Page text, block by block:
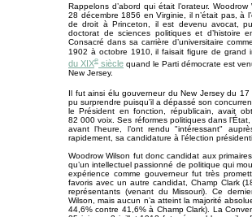
Rappelons d’abord qui était l’orateur.
28 décembre 1856 en Virginie, il n’était pas, à
de droit à Princeton, il est devenu avocat,
doctorat de sciences politiques et d’histoire
Consacré dans sa carrière d’universitaire
1902 à octobre 1910, il faisait figure de grand
du XIXe siècle quand le Parti démocrate est
New Jersey.
Il fut ainsi élu gouverneur du New Jersey du
pu surprendre puisqu’il a dépassé son
le Président en fonction, républicain, avait
82 000 voix. Ses réformes politiques dans
avant l’heure, l’ont rendu "intéressant"
rapidement, sa candidature à l’élection
Woodrow Wilson fut donc candidat aux
qu’un intellectuel passionné de politique qui
expérience comme gouverneur fut très
favoris avec un autre candidat, Champ Clark
représentants (venant du Missouri). Ce
Wilson, mais aucun n’a atteint la majorité
44,6% contre 41,6% à Champ Clark). La